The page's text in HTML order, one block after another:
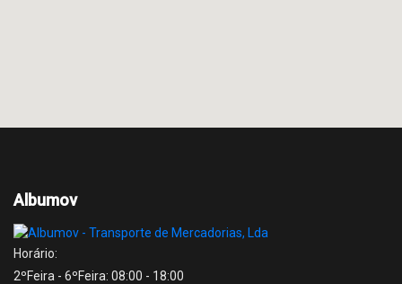
Albumov
Horário:
2ºFeira - 6ºFeira: 08:00 - 18:00